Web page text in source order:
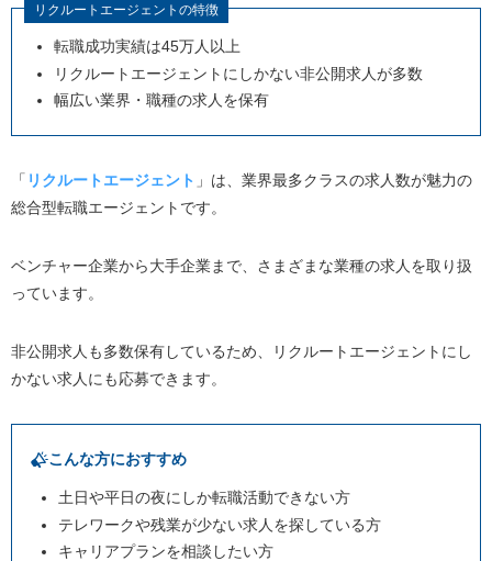
紹介企業の情報はすべて確認する
大手・地方特化型・転職サイトを併用する
進展がなくても2週間に1度は連絡する
地方転職を成功させる3つのコツ
企業が求める人物像を把握する
希望条件が叶うとは限らない
同じ企業に複数の転職エージェントから応募しない
地方転職エージェントでよくある質問
まとめ|地方で転職するために転職エージェントの力を借
りよう！
リクルートエージェントの特徴
転職成功実績は45万人以上
リクルートエージェントにしかない非公開求人が多数
幅広い業界・職種の求人を保有
「 リクルートエージェント 」は、業界最多クラスの求人数が魅力の
総合型転職エージェントです。
ベンチャー企業から大手企業まで、さまざまな業種の求人を取り扱
っています。
非公開求人も多数保有しているため、リクルートエージェントにし
かない求人にも応募できます。
こんな方におすすめ
土日や平日の夜にしか転職活動できない方
テレワークや残業が少ない求人を探している方
キャリアプランを相談したい方